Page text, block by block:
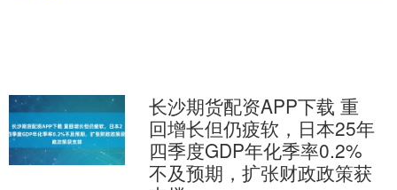
长沙期货配资APP下载 重
回增长但仍疲软，日本25年
四季度GDP年化季率0.2%
不及预期，扩张财政政策获